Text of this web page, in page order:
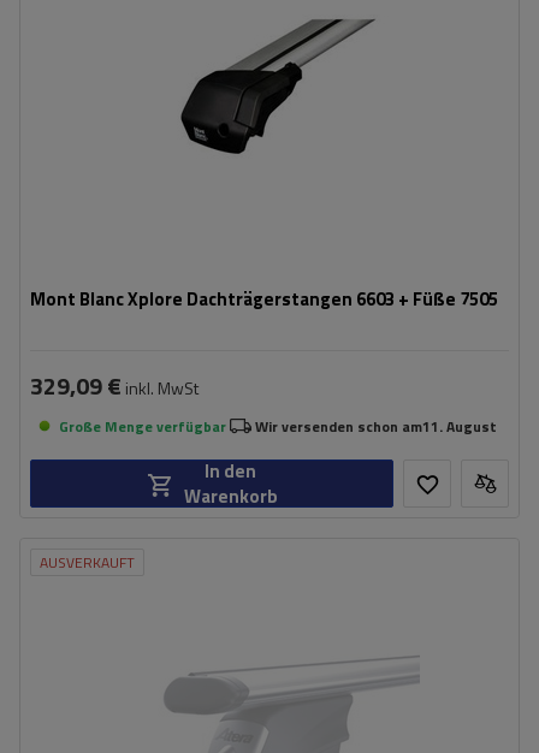
Mont Blanc Xplore Dachträgerstangen 6603 + Füße 7505
329,09 € inkl. MwSt
Große Menge verfügbar Wir versenden schon am11. August
In den
Warenkorb
AUSVERKAUFT